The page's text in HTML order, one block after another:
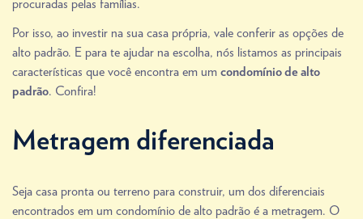
procuradas pelas famílias.
Por isso, ao investir na sua casa própria, vale conferir as opções de
alto padrão. E para te ajudar na escolha, nós listamos as principais
características que você encontra em um condomínio de alto
padrão. Confira!
Metragem diferenciada
Seja casa pronta ou terreno para construir, um dos diferenciais
encontrados em um condomínio de alto padrão é a metragem. O